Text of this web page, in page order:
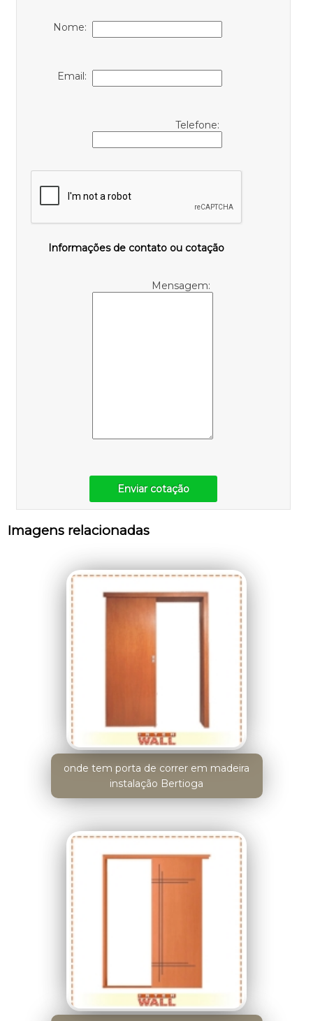
Nome:
Email:
Telefone:
Informações de contato ou cotação
Mensagem:
Enviar cotação
Imagens relacionadas
onde tem porta de correr em madeira
instalação Bertioga